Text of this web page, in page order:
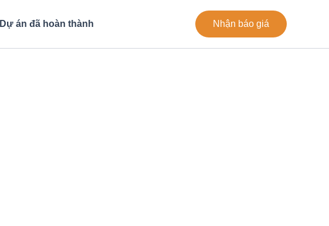
Dự án đã hoàn thành Nhận báo giá